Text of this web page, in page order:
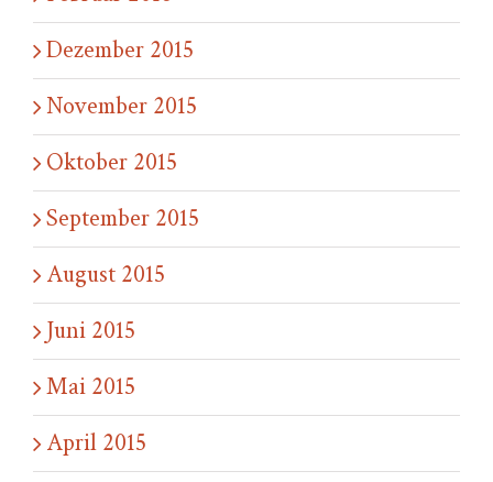
Dezember 2015
November 2015
Oktober 2015
September 2015
August 2015
Juni 2015
Mai 2015
April 2015